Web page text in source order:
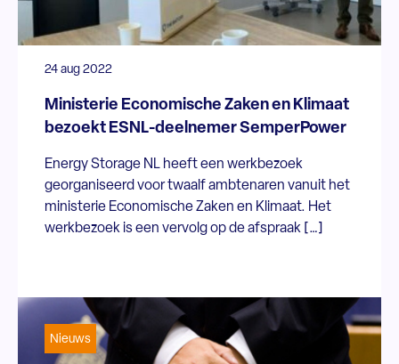
24 aug 2022
Ministerie Economische Zaken en Klimaat
bezoekt ESNL-deelnemer SemperPower
Energy Storage NL heeft een werkbezoek
georganiseerd voor twaalf ambtenaren vanuit het
ministerie Economische Zaken en Klimaat. Het
werkbezoek is een vervolg op de afspraak […]
Nieuws